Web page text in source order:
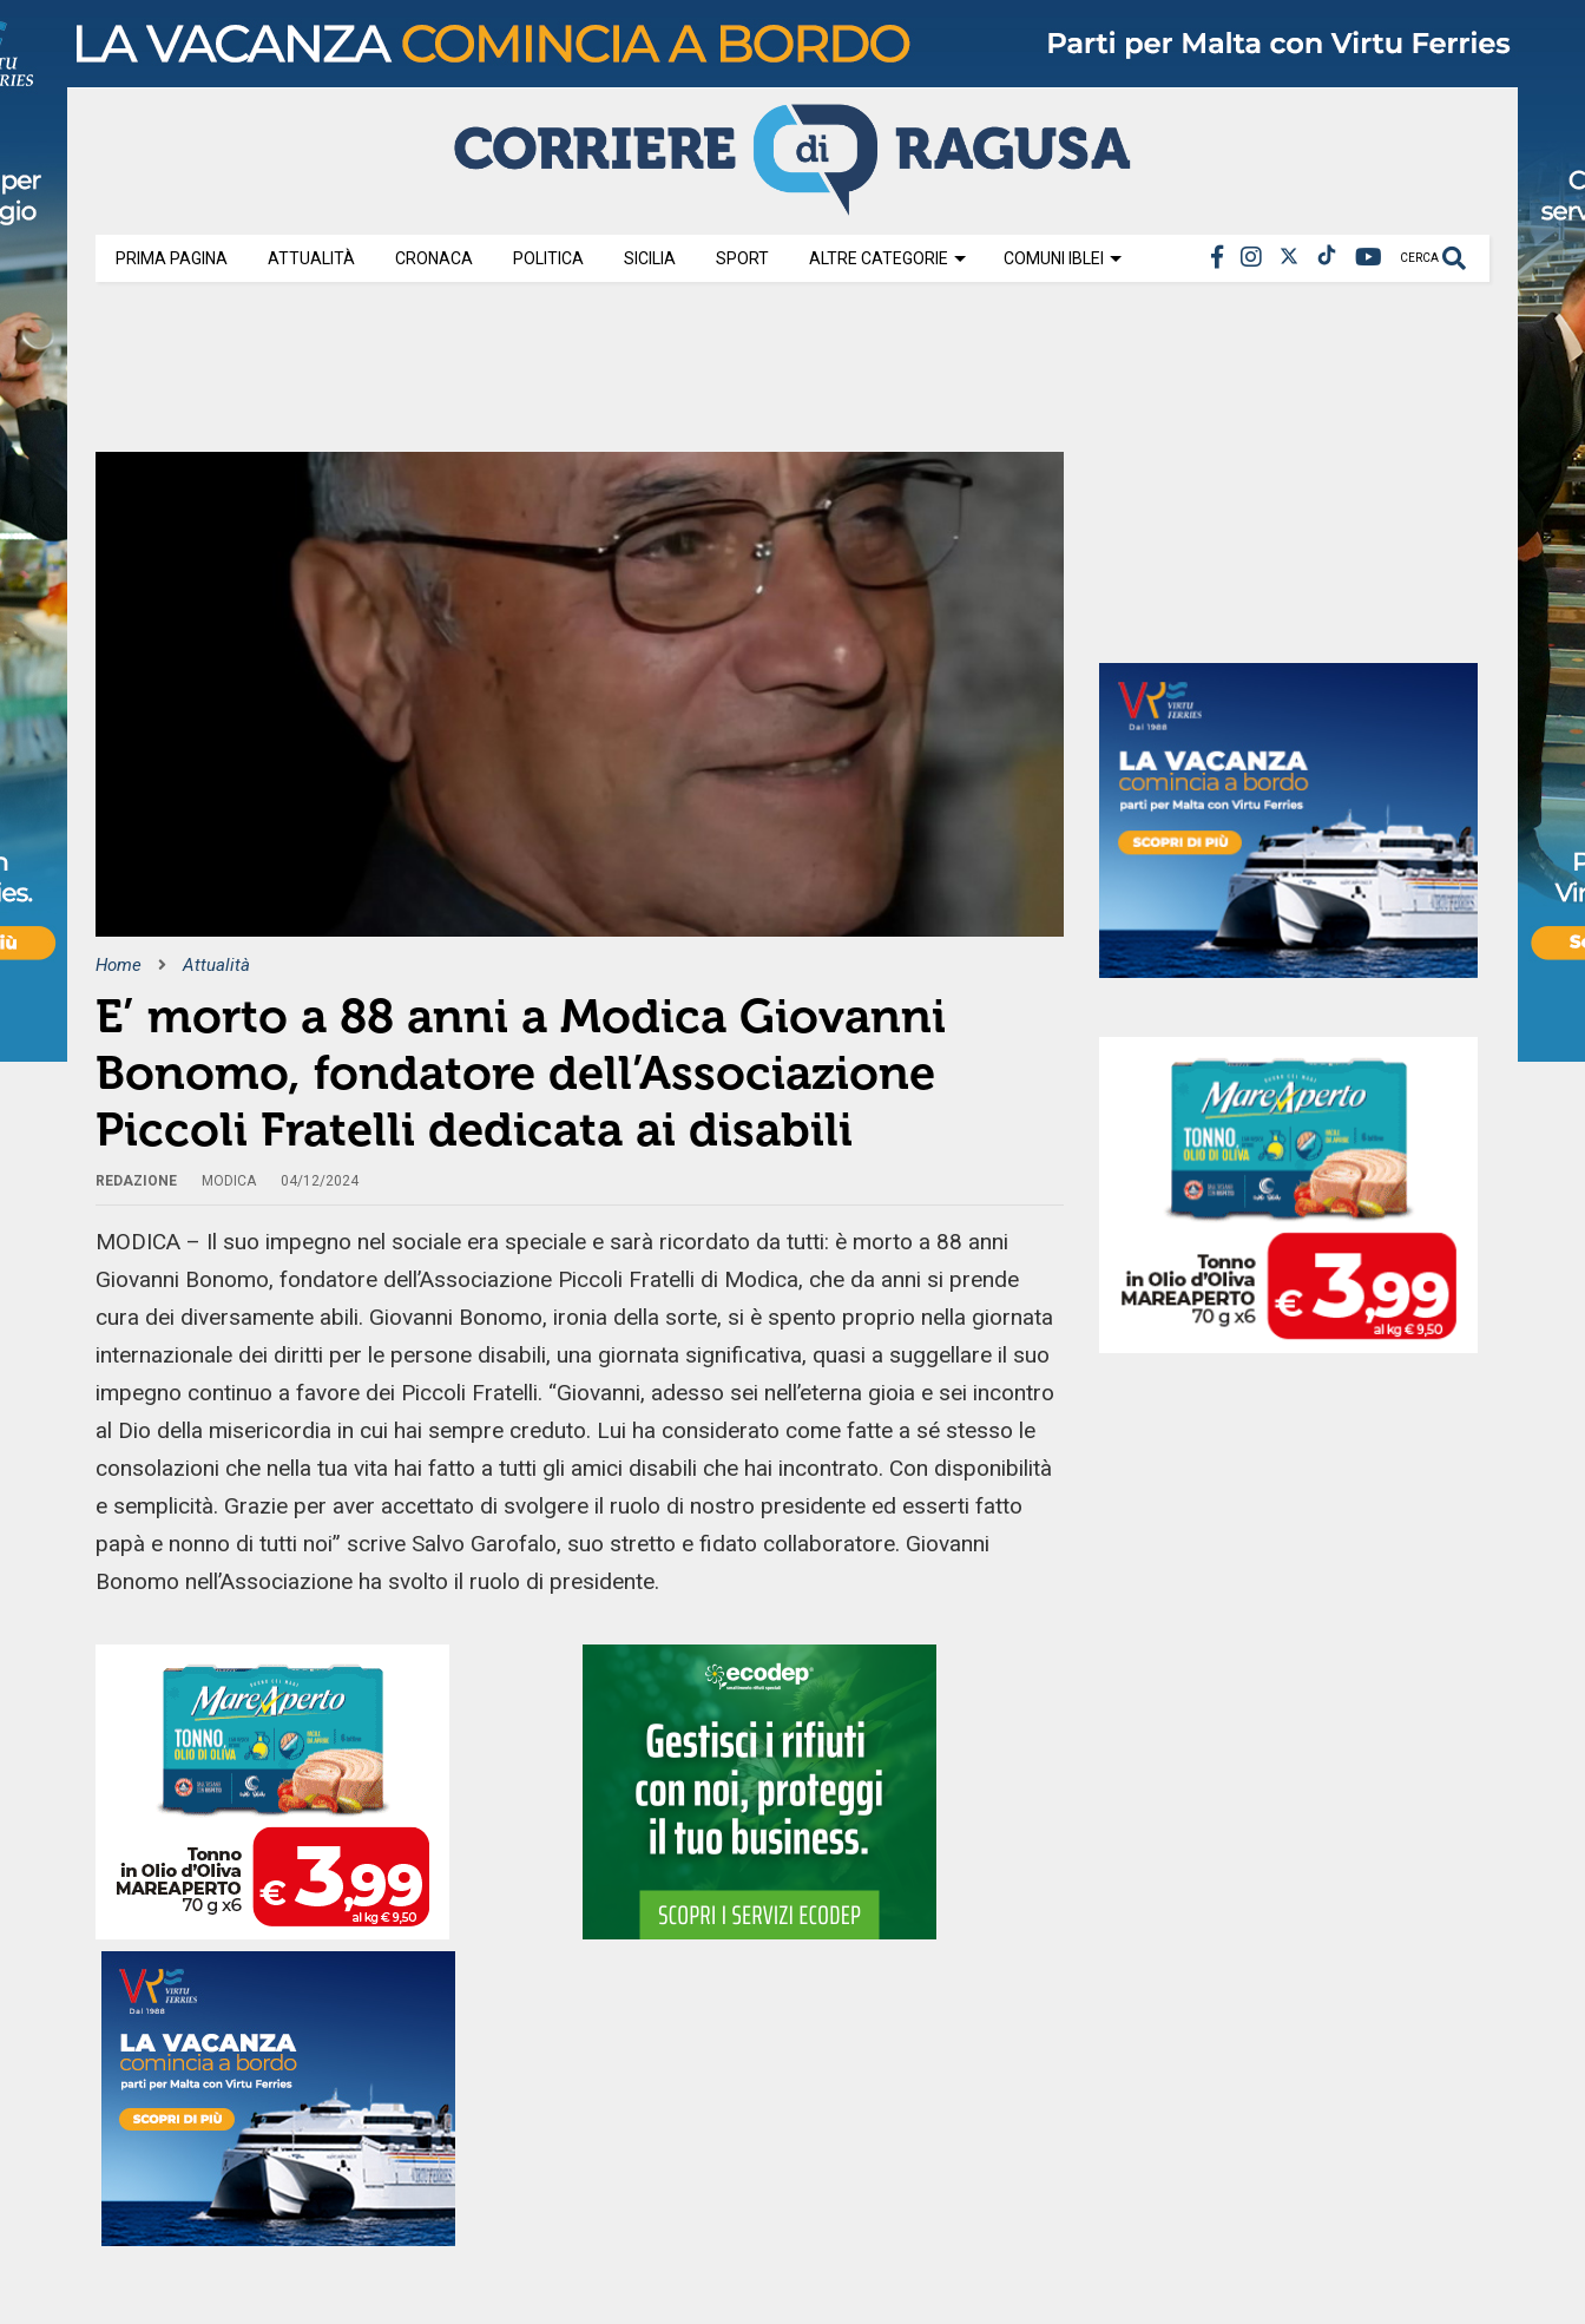
CERCA
PRIMA PAGINA ATTUALITÀ CRONACA POLITICA SICILIA SPORT ALTRE CATEGORIE COMUNI IBLEI
Home Attualità
E’ morto a 88 anni a Modica Giovanni
Bonomo, fondatore dell’Associazione
Piccoli Fratelli dedicata ai disabili
REDAZIONE MODICA 04/12/2024
MODICA – Il suo impegno nel sociale era speciale e sarà ricordato da tutti: è morto a 88 anni
Giovanni Bonomo, fondatore dell’Associazione Piccoli Fratelli di Modica, che da anni si prende
cura dei diversamente abili. Giovanni Bonomo, ironia della sorte, si è spento proprio nella giornata
internazionale dei diritti per le persone disabili, una giornata significativa, quasi a suggellare il suo
impegno continuo a favore dei Piccoli Fratelli. “Giovanni, adesso sei nell’eterna gioia e sei incontro
al Dio della misericordia in cui hai sempre creduto. Lui ha considerato come fatte a sé stesso le
consolazioni che nella tua vita hai fatto a tutti gli amici disabili che hai incontrato. Con disponibilità
e semplicità. Grazie per aver accettato di svolgere il ruolo di nostro presidente ed esserti fatto
papà e nonno di tutti noi” scrive Salvo Garofalo, suo stretto e fidato collaboratore. Giovanni
Bonomo nell’Associazione ha svolto il ruolo di presidente.